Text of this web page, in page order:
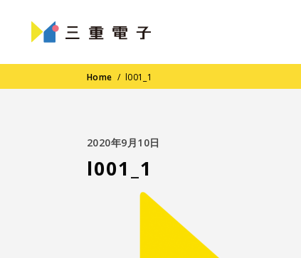
Home / l001_1
2020年9月10日
l001_1